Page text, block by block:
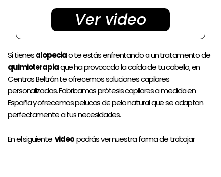
Ver video
Si tienesalopeciao te estás enfrentando a un tratamiento de
quimioterapiaque ha provocado la caída de tu cabello, en
Centros Beltrán te ofrecemos soluciones capilares
personalizadas. Fabricamos prótesis capilares a medida en
España y ofrecemos pelucas de pelo natural que se adaptan
perfectamente a tus necesidades.
En el siguientevideopodrás ver nuestra forma de trabajar